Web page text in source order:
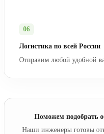
06
Логистика по всей России
Отправим любой удобной
Поможем подобрать
Наши инженеры готовы